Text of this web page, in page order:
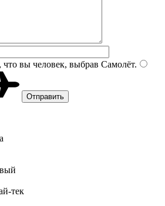
вы человек, выбрав Самолёт.
тек